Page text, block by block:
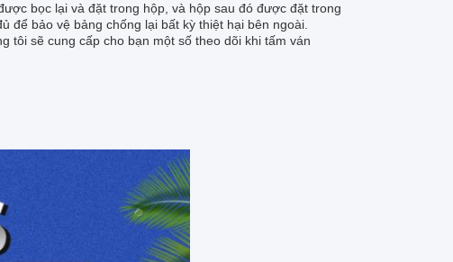
bọc lại và đặt trong hộp, và hộp sau đó được đặt trong
để bảo vệ bảng chống lại bất kỳ thiệt hại bên ngoài.
tôi sẽ cung cấp cho bạn một số theo dõi khi tấm ván